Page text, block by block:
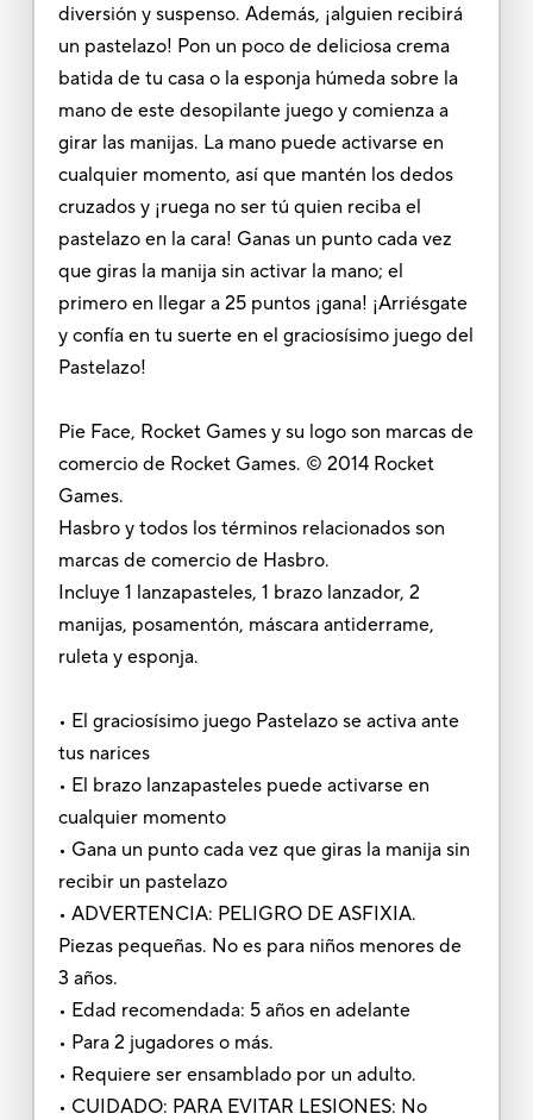
diversión y suspenso. Además, ¡alguien recibirá
un pastelazo! Pon un poco de deliciosa crema
batida de tu casa o la esponja húmeda sobre la
mano de este desopilante juego y comienza a
girar las manijas. La mano puede activarse en
cualquier momento, así que mantén los dedos
cruzados y ¡ruega no ser tú quien reciba el
pastelazo en la cara! Ganas un punto cada vez
que giras la manija sin activar la mano; el
primero en llegar a 25 puntos ¡gana! ¡Arriésgate
y confía en tu suerte en el graciosísimo juego del
Pastelazo!
Pie Face, Rocket Games y su logo son marcas de
comercio de Rocket Games. © 2014 Rocket
Games.
Hasbro y todos los términos relacionados son
marcas de comercio de Hasbro.
Incluye 1 lanzapasteles, 1 brazo lanzador, 2
manijas, posamentón, máscara antiderrame,
ruleta y esponja.
• El graciosísimo juego Pastelazo se activa ante
tus narices
• El brazo lanzapasteles puede activarse en
cualquier momento
• Gana un punto cada vez que giras la manija sin
recibir un pastelazo
• ADVERTENCIA: PELIGRO DE ASFIXIA.
Piezas pequeñas. No es para niños menores de
3 años.
• Edad recomendada: 5 años en adelante
• Para 2 jugadores o más.
• Requiere ser ensamblado por un adulto.
• CUIDADO: PARA EVITAR LESIONES: No